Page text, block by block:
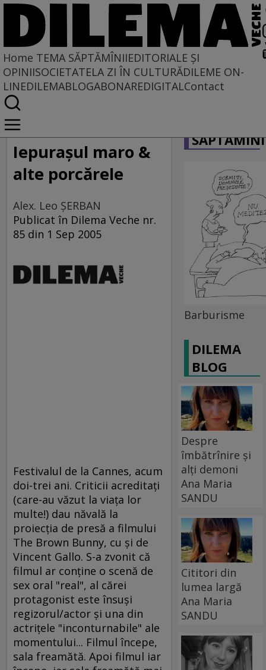
Home TEMA SĂPTĂMÎNIIEDITORIALE ȘI
OPINIISOCIETATELA ZI ÎN CULTURĂDILEME ON-
LINEDILEMABLOGABONAREDIGITALContact
Home
Tema săptămînii
Iepuraşul maro &
alte porcărele
Alex. Leo ŞERBAN
Publicat în Dilema Veche nr.
85 din 1 Sep 2005
Festivalul de la Cannes, acum
doi-trei ani. Criticii acreditaţi
(care-au văzut la viaţa lor
multe!) dau năvală la
proiecţia de presă a filmului
The Brown Bunny, cu şi de
Vincent Gallo. S-a zvonit că
filmul ar conţine o scenă de
sex oral "real", al cărei
protagonist este însuşi
regizorul/actor şi una din
actriţele "inconturnabile" ale
momentului... Filmul începe,
sala freamătă. Apoi filmul iar
Barburisme
DILEMA
BLOG
Despre
îmbătrînire și
alți demoni
Ana Maria
SANDU
Cititori din
lumea largă
Ana Maria
SANDU